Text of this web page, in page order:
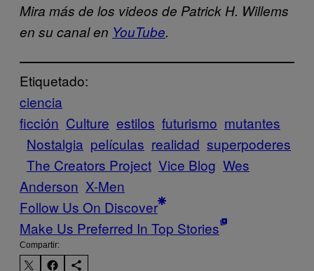
Mira más de los videos de Patrick H. Willems
en su canal en YouTube.
Etiquetado:
ciencia
ficción Culture estilos futurismo mutantes
Nostalgia películas realidad superpoderes
The Creators Project Vice Blog Wes
Anderson X-Men
Follow Us On Discover
Make Us Preferred In Top Stories
Compartir: